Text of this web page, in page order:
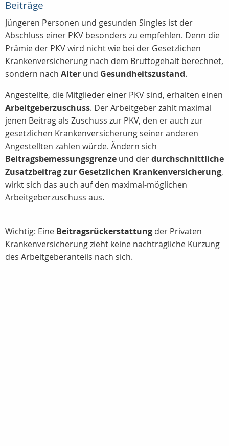
Beiträge
Jüngeren Personen und gesunden Singles ist der
Abschluss einer PKV besonders zu empfehlen. Denn die
Prämie der PKV wird nicht wie bei der Gesetzlichen
Krankenversicherung nach dem Bruttogehalt berechnet,
sondern nach Alter und Gesundheitszustand.
Angestellte, die Mitglieder einer PKV sind, erhalten einen
Arbeitgeberzuschuss. Der Arbeitgeber zahlt maximal
jenen Beitrag als Zuschuss zur PKV, den er auch zur
gesetzlichen Krankenversicherung seiner anderen
Angestellten zahlen würde. Ändern sich
Beitragsbemessungsgrenze und derdurchschnittliche
Zusatzbeitrag zur Gesetzlichen Krankenversicherung,
wirkt sich das auch auf den maximal-möglichen
Arbeitgeberzuschuss aus.
Wichtig: Eine Beitragsrückerstattung der Privaten
Krankenversicherung zieht keine nachträgliche Kürzung
des Arbeitgeberanteils nach sich.